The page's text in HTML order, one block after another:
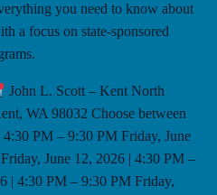
you need to know about
a focus on state-sponsored
John L. Scott – Kent North
WA 98032 Choose between
PM – 9:30 PM Friday, June
June 12, 2026 | 4:30 PM –
| 4:30 PM – 9:30 PM Friday,